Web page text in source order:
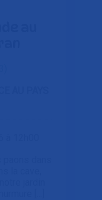
au
AU PAYS
12h00
dans
la cave,
jardin
[...]